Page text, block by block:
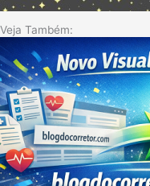
Veja Também: